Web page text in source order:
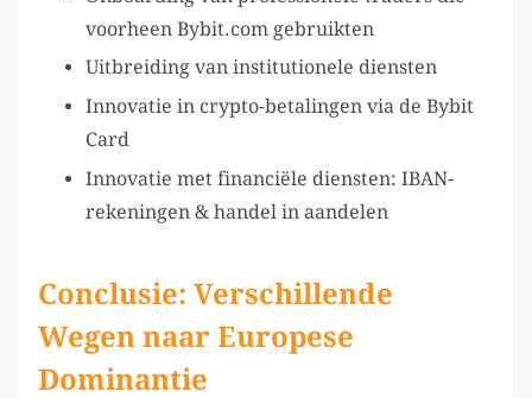
voorheen Bybit.com gebruikten
Uitbreiding van institutionele diensten
Innovatie in crypto-betalingen via de Bybit
Card
Innovatie met financiële diensten: IBAN-
rekeningen & handel in aandelen
Conclusie: Verschillende
Wegen naar Europese
Dominantie